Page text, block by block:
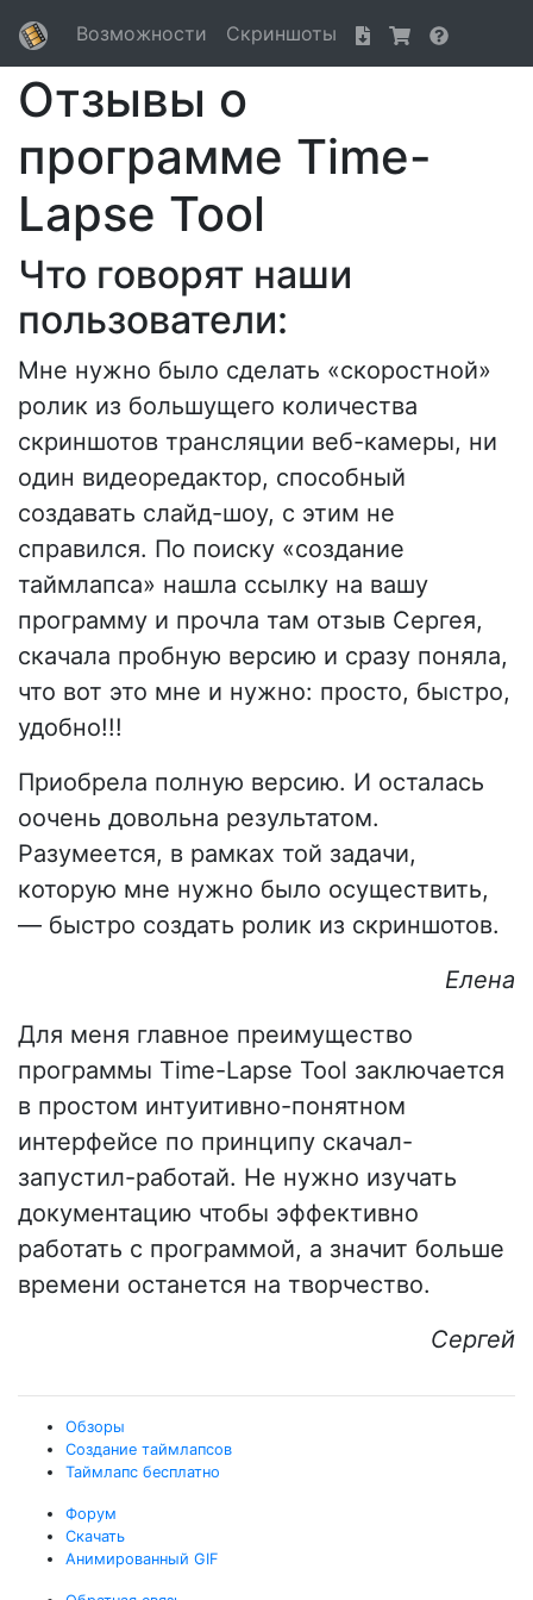
Возможности Скриншоты
Отзывы о
программе Time-
Lapse Tool
Что говорят наши
пользователи:
Мне нужно было сделать «скоростной»
ролик из большущего количества
скриншотов трансляции веб-камеры, ни
один видеоредактор, способный
создавать слайд-шоу, с этим не
справился. По поиску «создание
таймлапса» нашла ссылку на вашу
программу и прочла там отзыв Сергея,
скачала пробную версию и сразу поняла,
что вот это мне и нужно: просто, быстро,
удобно!!!
Приобрела полную версию. И осталась
оочень довольна результатом.
Разумеется, в рамках той задачи,
которую мне нужно было осуществить,
— быстро создать ролик из скриншотов.
Елена
Для меня главное преимущество
программы Time-Lapse Tool заключается
в простом интуитивно-понятном
интерфейсе по принципу скачал-
запустил-работай. Не нужно изучать
документацию чтобы эффективно
работать с программой, а значит больше
времени останется на творчество.
Сергей
Обзоры
Создание таймлапсов
Таймлапс бесплатно
Форум
Скачать
Анимированный GIF